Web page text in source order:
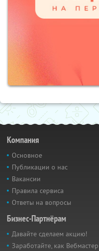
Компания
Основное
Публикации о нас
Вакансии
Правила сервиса
Ответы на вопросы
Бизнес-Партнёрам
Давайте сделаем акцию!
Заработайте, как Вебмастер